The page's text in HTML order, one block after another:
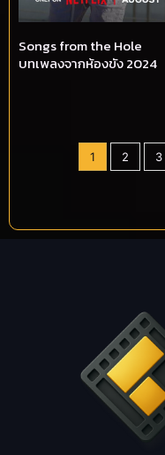
Songs from the Hole
บทเพลงจากห้องขัง 2024
1 2 3